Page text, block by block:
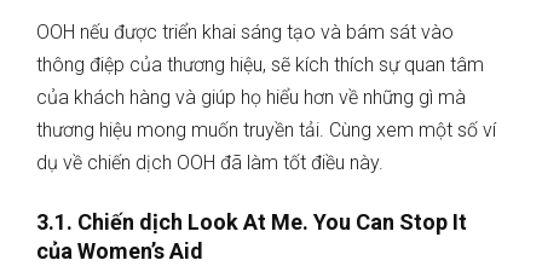
OOH nếu được triển khai sáng tạo và bám sát vào
thông điệp của thương hiệu, sẽ kích thích sự quan tâm
của khách hàng và giúp họ hiểu hơn về những gì mà
thương hiệu mong muốn truyền tải. Cùng xem một số ví
dụ về chiến dịch OOH đã làm tốt điều này.
3.1. Chiến dịch Look At Me. You Can Stop It
của Women’s Aid